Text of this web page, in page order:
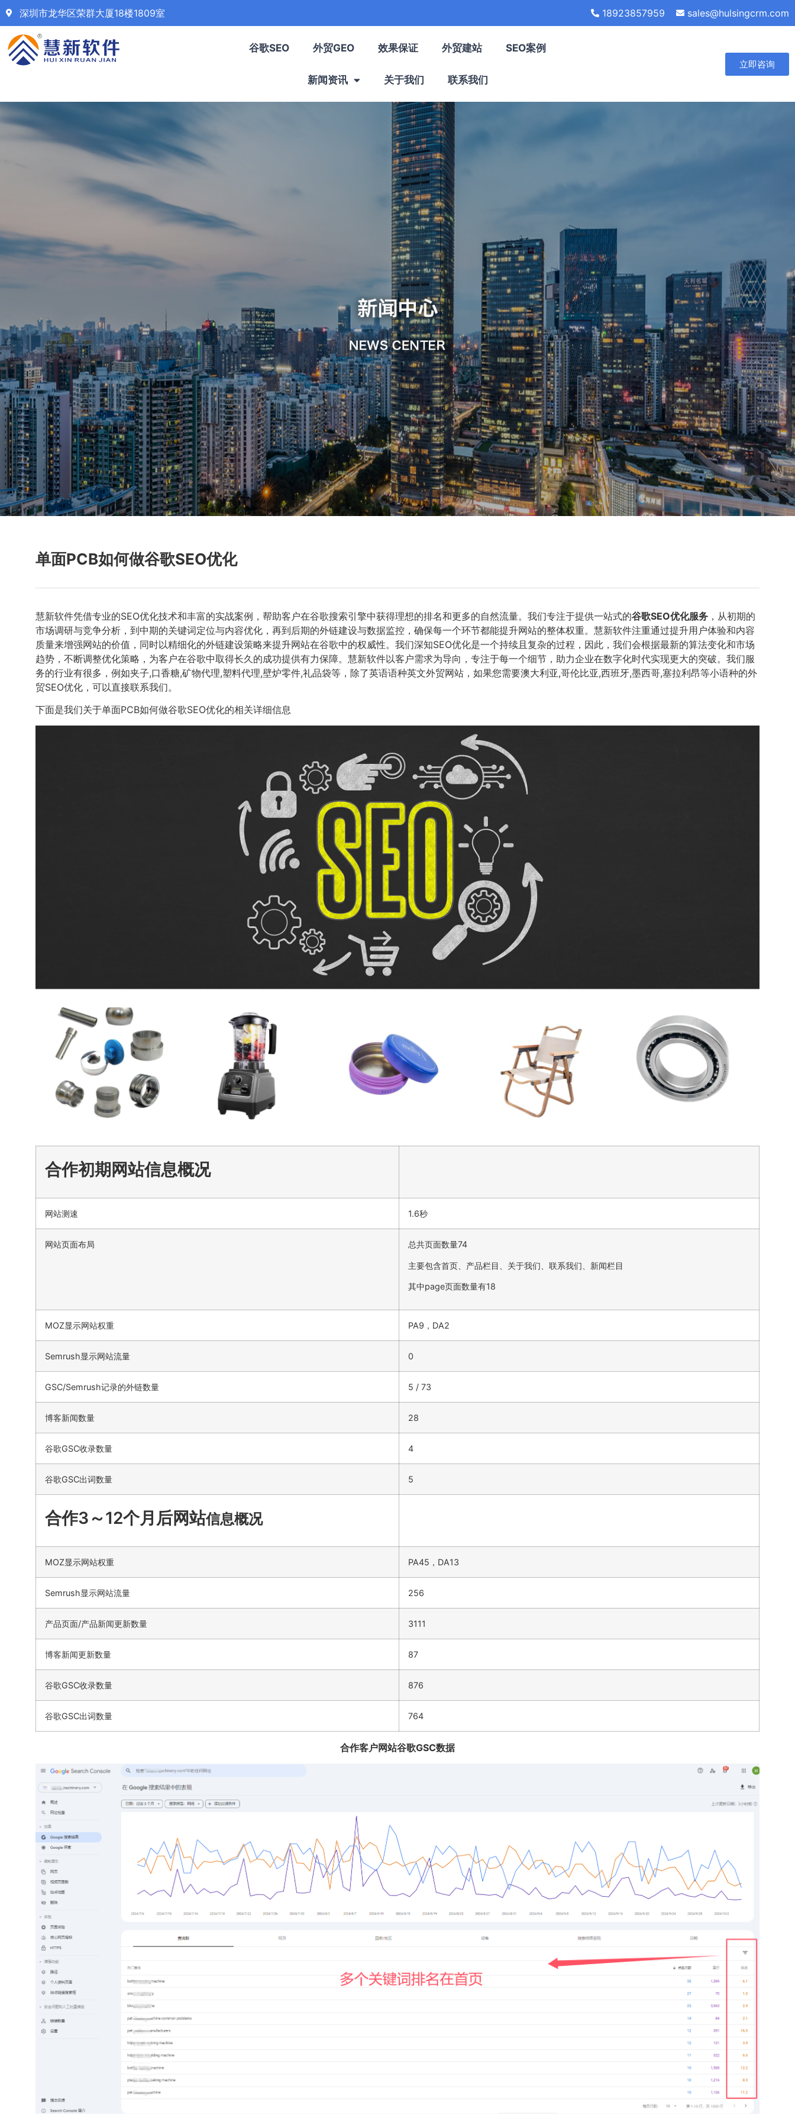
深圳市龙华区荣群大厦18楼1809室 18923857959 sales@hulsingcrm.com
谷歌SEO 外贸GEO 效果保证 外贸建站 SEO案例
新闻资讯 关于我们 联系我们
立即咨询
单面PCB如何做谷歌SEO优化
慧新软件凭借专业的SEO优化技术和丰富的实战案例，帮助客户在谷歌搜索引擎中获得理想的排名和更多的自然流量。我们专注于提供一站式的谷歌SEO优化服务 ，从初期的
市场调研与竞争分析，到中期的关键词定位与内容优化，再到后期的外链建设与数据监控，确保每一个环节都能提升网站的整体权重。慧新软件注重通过提升用户体验和内容
质量来增强网站的价值，同时以精细化的外链建设策略来提升网站在谷歌中的权威性。我们深知SEO优化是一个持续且复杂的过程，因此，我们会根据最新的算法变化和市场
趋势，不断调整优化策略，为客户在谷歌中取得长久的成功提供有力保障。慧新软件以客户需求为导向，专注于每一个细节，助力企业在数字化时代实现更大的突破。我们服
务的行业有很多，例如夹子,口香糖,矿物代理,塑料代理,壁炉零件,礼品袋等，除了英语语种英文外贸网站，如果您需要澳大利亚,哥伦比亚,西班牙,墨西哥,塞拉利昂等小语种的外
贸SEO优化，可以直接联系我们。
下面是我们关于单面PCB如何做谷歌SEO优化的相关详细信息
合作初期网站信息概况
网站测速 1.6秒
网站页面布局 总共页面数量74
主要包含首页、产品栏目、关于我们、联系我们、新闻栏目
其中page页面数量有18
MOZ显示网站权重 PA9，DA2
Semrush显示网站流量 0
GSC/Semrush记录的外链数量 5 / 73
博客新闻数量 28
谷歌GSC收录数量 4
谷歌GSC出词数量 5
合作3～12个月后网站信息概况
MOZ显示网站权重 PA45，DA13
Semrush显示网站流量 256
产品页面/产品新闻更新数量 3111
博客新闻更新数量 87
谷歌GSC收录数量 876
谷歌GSC出词数量 764
合作客户网站谷歌GSC数据